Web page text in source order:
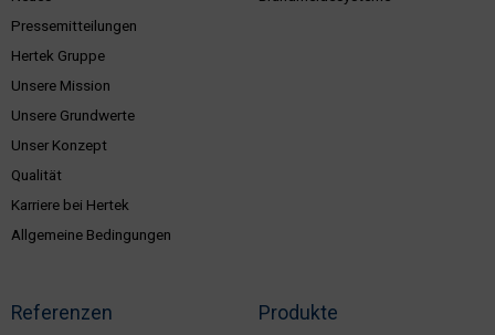
Pressemitteilungen
Hertek Gruppe
Unsere Mission
Unsere Grundwerte
Unser Konzept
Qualität
Karriere bei Hertek
Allgemeine Bedingungen
Referenzen Produkte